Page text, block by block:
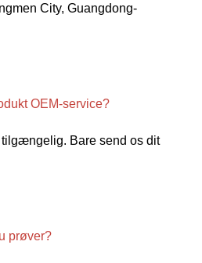
City, Guangdong-
OEM-service?
Bare send os dit
prøver?